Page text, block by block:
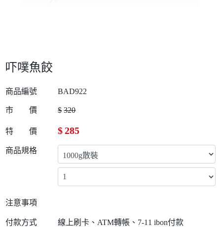
吓噗魚餃
商品編號 BAD922
市 價 $ 320
特 價 $285
商品規格
注意事項
付款方式 線上刷卡、ATM轉帳、7-11 ibon付款